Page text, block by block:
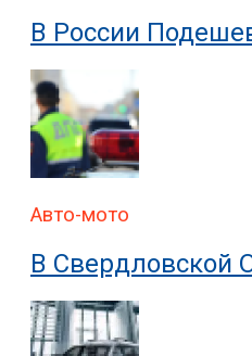
В России
Авто-мото
В Свердловской